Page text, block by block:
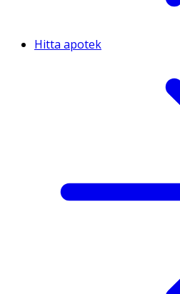
Hitta apotek